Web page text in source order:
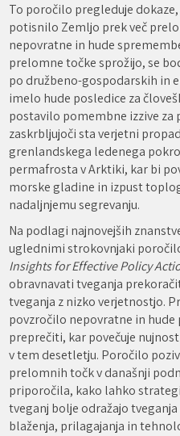
To poročilo pregleduje dokaze,
potisnilo Zemljo prek več
nepovratne in hude
prelomne točke sprožijo, se
po družbeno-gospodarskih in
imelo hude posledice za
postavilo pomembne izzive za
zaskrbljujoči sta verjetni
grenlandskega ledenega
permafrosta v Arktiki, kar bi
morske gladine in izpust
nadaljnjemu segrevanju.
Na podlagi najnovejših
uglednimi strokovnjaki
Insights for Effective Policy
obravnavati tveganja
tveganja z nizko verjetnostjo.
povzročilo nepovratne in hude
preprečiti, kar povečuje
v tem desetletju. Poročilo
prelomnih točk v današnji
priporočila, kako lahko
tveganj bolje odražajo
blaženja, prilagajanja in